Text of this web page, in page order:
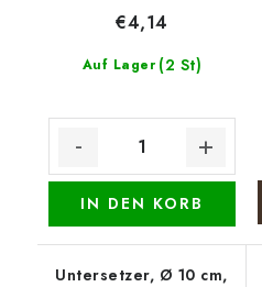
Auf Lager (2 St)
€4,14
IN DEN KORB
Untersetzer, Ø 10 cm,